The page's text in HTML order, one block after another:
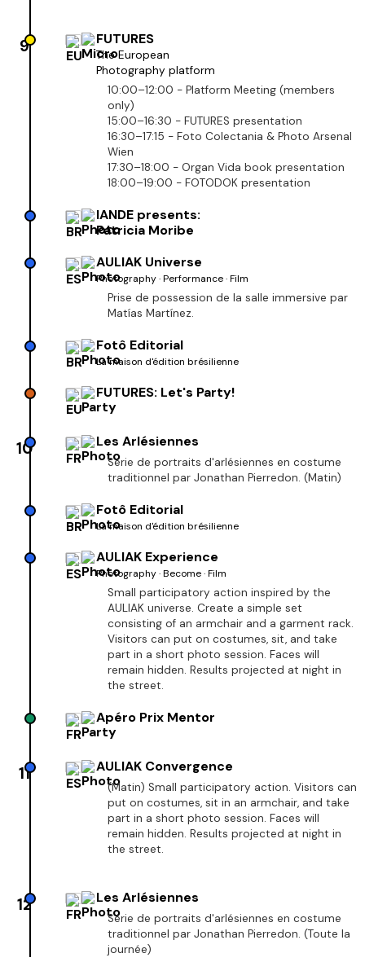
9 FUTURES
The European
Photography platform
10:00–12:00 - Platform Meeting (members
only)
15:00–16:30 - FUTURES presentation
16:30–17:15 - Foto Colectania & Photo Arsenal
Wien
17:30–18:00 - Organ Vida book presentation
18:00–19:00 - FOTODOK presentation
IANDE presents:
Patricia Moribe
AULIAK Universe
Photography · Performance · Film
Prise de possession de la salle immersive par
Matías Martínez.
Fotô Editorial
La maison d'édition brésilienne
FUTURES: Let's Party!
10 Les Arlésiennes
Série de portraits d'arlésiennes en costume
traditionnel par Jonathan Pierredon. (Matin)
Fotô Editorial
La maison d'édition brésilienne
AULIAK Experience
Photography · Become · Film
Small participatory action inspired by the
AULIAK universe. Create a simple set
consisting of an armchair and a garment rack.
Visitors can put on costumes, sit, and take
part in a short photo session. Faces will
remain hidden. Results projected at night in
the street.
Apéro Prix Mentor
11 AULIAK Convergence
(Matin) Small participatory action. Visitors can
put on costumes, sit in an armchair, and take
part in a short photo session. Faces will
remain hidden. Results projected at night in
the street.
12 Les Arlésiennes
Série de portraits d'arlésiennes en costume
traditionnel par Jonathan Pierredon. (Toute la
journée)